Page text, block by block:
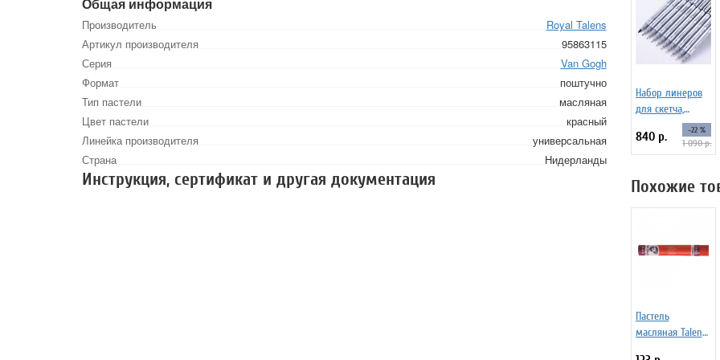
Производитель
Royal Talens
Артикул производителя
95863115
Серия
Van Gogh
Формат
поштучно
Тип пастели
масляная
Цвет пастели
красный
Линейка производителя
универсальная
Страна
Нидерланды
Инструкция, сертификат и другая документация
Набор линеров
для скетча,
черные SoulArt,
10 шт.
840 р. -22 %
1 090 р.
Похожие
Пастель
масляная Talens